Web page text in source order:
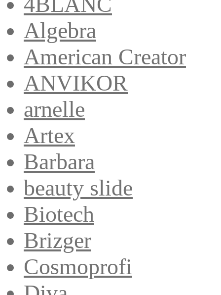
Algebra
American Creator
ANVIKOR
arnelle
Artex
Barbara
beauty slide
Biotech
Brizger
Cosmoprofi